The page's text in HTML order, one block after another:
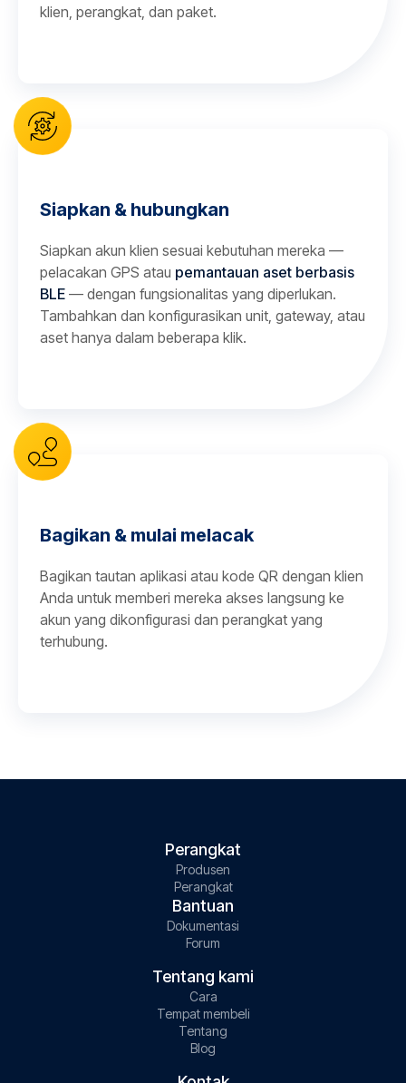
klien, perangkat, dan paket.
Siapkan & hubungkan
Siapkan akun klien sesuai kebutuhan mereka —
pelacakan GPS atau pemantauan aset berbasis
BLE — dengan fungsionalitas yang diperlukan.
Tambahkan dan konfigurasikan unit, gateway, atau
aset hanya dalam beberapa klik.
Bagikan & mulai melacak
Bagikan tautan aplikasi atau kode QR dengan klien
Anda untuk memberi mereka akses langsung ke
akun yang dikonfigurasi dan perangkat yang
terhubung.
Perangkat
Produsen
Perangkat
Bantuan
Dokumentasi
Forum
Tentang kami
Cara
Tempat membeli
Tentang
Blog